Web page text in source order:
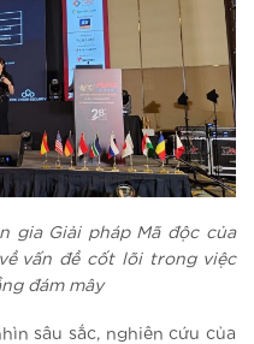
gia Giải pháp Mã độc của
vấn đề cốt lõi trong việc
đám mây
sâu sắc, nghiên cứu của